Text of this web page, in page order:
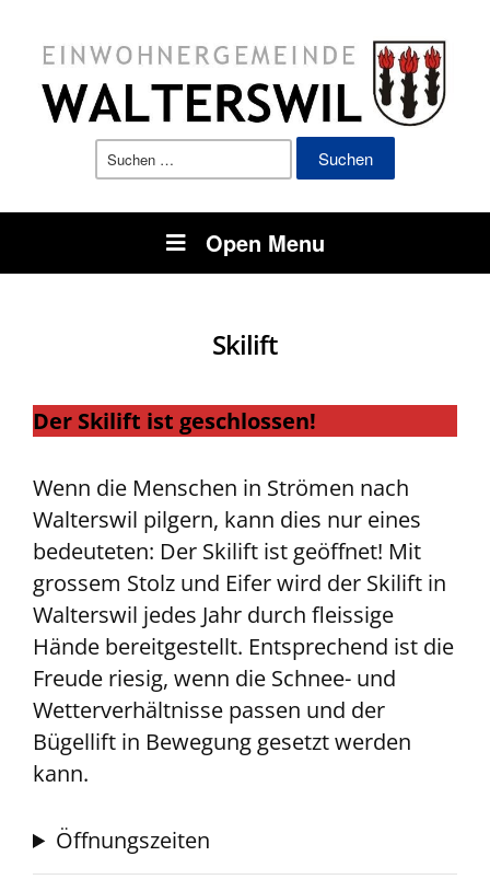
Suchen
Open Menu
Skilift
Der Skilift ist geschlossen!
Wenn die Menschen in Strömen nach
Walterswil pilgern, kann dies nur eines
bedeuteten: Der Skilift ist geöffnet! Mit
grossem Stolz und Eifer wird der Skilift in
Walterswil jedes Jahr durch fleissige
Hände bereitgestellt. Entsprechend ist die
Freude riesig, wenn die Schnee- und
Wetterverhältnisse passen und der
Bügellift in Bewegung gesetzt werden
kann.
Öffnungszeiten